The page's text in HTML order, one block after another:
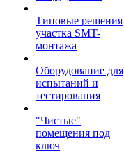
Типовые решения
участка SMT-
монтажа
Оборудование для
испытаний и
тестирования
"Чистые"
помещения под
ключ